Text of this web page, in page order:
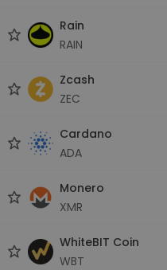
Rain
RAIN
Zcash
ZEC
Cardano
ADA
Monero
XMR
WhiteBIT Coin
WBT